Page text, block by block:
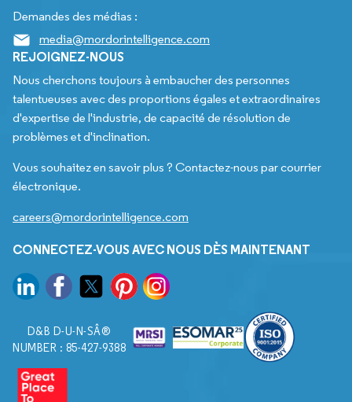
Demandes des médias :
media@mordorintelligence.com
REJOIGNEZ-NOUS
Nous cherchons toujours à embaucher des personnes
talentueuses avec des proportions égales et extraordinaires
d'expertise de l'industrie, de capacité de résolution de
problèmes et d'inclination.
Vous souhaitez en savoir plus ? Contactez-nous par courrier
électronique.
careers@mordorintelligence.com
CONNECTEZ-VOUS AVEC NOUS DÈS MAINTENANT
D&B D-U-N-SÂ®
NUMBER : 85-427-9388